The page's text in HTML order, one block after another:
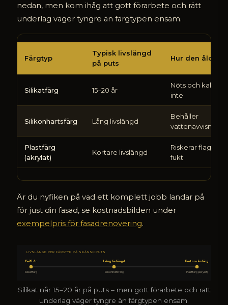
nedan, men kom ihåg att gott förarbete och rätt
underlag väger tyngre än färgtypen ensam.
färg
på
skånsk
putsfasad
Färgtyp
Typisk livslängd
på puts
Hur den åldras
Silikatfärg 15–20 år
Nöts och kalkar,
inte
Silikonhartsfärg Lång livslängd
Behåller
vattenavvisning
Plastfärg
(akrylat)
Kortare livslängd
Riskerar flagning
fukt
Är du nyfiken på vad ett komplett jobb landar på
för just din fasad, se kostnadsbilden under
exempelpris för fasadrenovering.
LIVSLÄNGD PER FÄRGTYP PÅ SKÅNSK PUTS
15–20 år
Silikatfärg
Lång livslängd
Silikonhartsfärg
Kortare livsläng
Plastfärg (akrylat)
Silikat når 15–20 år på puts – men gott förarbete och rätt
underlag väger tyngre än färgtypen ensam.